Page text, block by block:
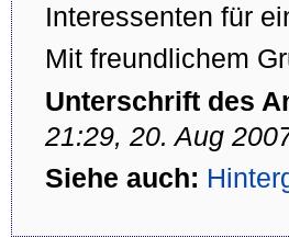
Interessenten für
Mit freundlichem
Unterschrift des
21:29, 20. Aug
Siehe auch: